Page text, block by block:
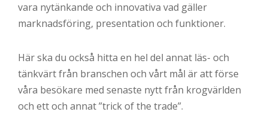
vara nytänkande och innovativa vad gäller
marknadsföring, presentation och funktioner.
Här ska du också hitta en hel del annat läs- och
tänkvärt från branschen och vårt mål är att förse
våra besökare med senaste nytt från krogvärlden
och ett och annat ”trick of the trade”.